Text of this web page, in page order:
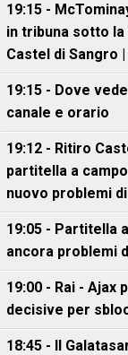
19:15 -
in tribuna sotto
Castel di Sangro |
19:15 - Dove
canale e orario
19:12 - Ritiro
partitella a
nuovo problemi
19:05 - Partitella
ancora problemi
19:00 - Rai - Ajax
decisive per
18:45 - Il